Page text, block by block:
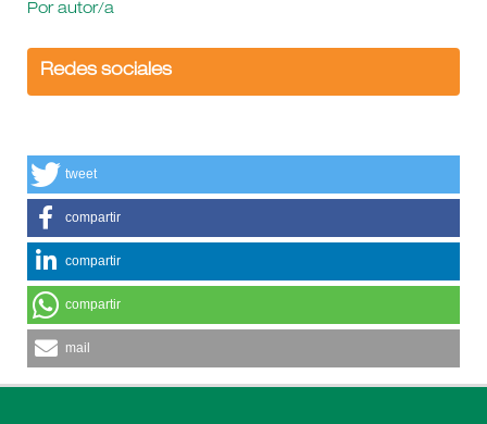
Por autor/a
Redes sociales
tweet
compartir
compartir
compartir
mail